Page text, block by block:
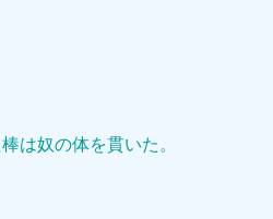
は奴の体を貫いた。